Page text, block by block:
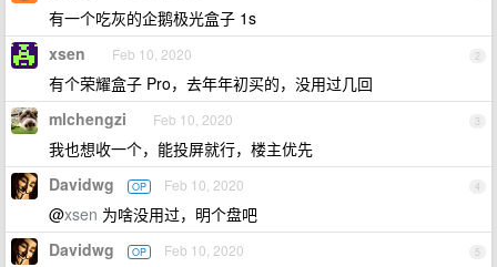
有一个吃灰的企鹅极光盒子 1s
2
xsen Feb 10, 2020
有个荣耀盒子 Pro，去年年初买的，没用过几回
3
mlchengzi Feb 10, 2020
我也想收一个，能投屏就行，楼主优先
4
Davidwg OP Feb 10, 2020
@xsen 为啥没用过，明个盘吧
5
Davidwg OP Feb 10, 2020